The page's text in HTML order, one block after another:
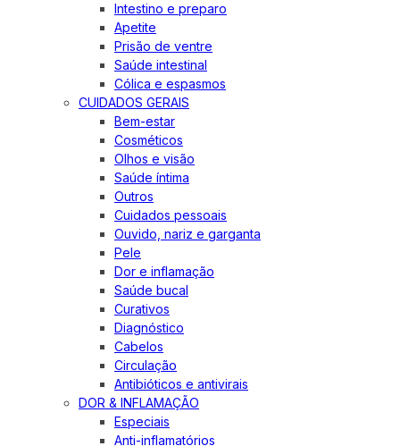
Intestino e preparo
Apetite
Prisão de ventre
Saúde intestinal
Cólica e espasmos
CUIDADOS GERAIS
Bem-estar
Cosméticos
Olhos e visão
Saúde íntima
Outros
Cuidados pessoais
Ouvido, nariz e garganta
Pele
Dor e inflamação
Saúde bucal
Curativos
Diagnóstico
Cabelos
Circulação
Antibióticos e antivirais
DOR & INFLAMAÇÃO
Especiais
Anti-inflamatórios